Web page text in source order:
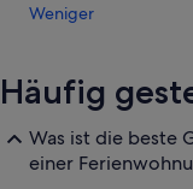
Weniger
Häufig
Was ist die beste
einer